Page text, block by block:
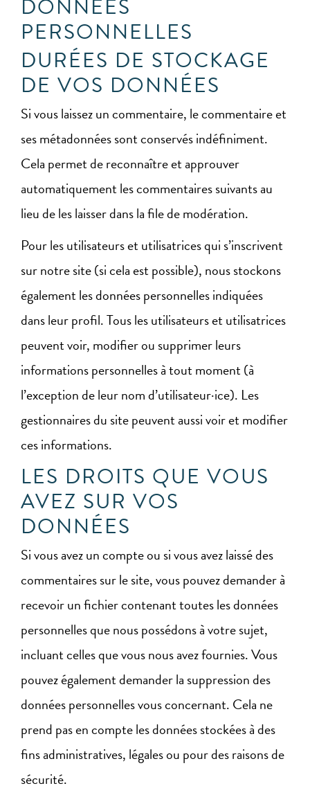
DONNÉES
PERSONNELLES
DURÉES DE STOCKAGE
DE VOS DONNÉES
Si vous laissez un commentaire, le commentaire et
ses métadonnées sont conservés indéfiniment.
Cela permet de reconnaître et approuver
automatiquement les commentaires suivants au
lieu de les laisser dans la file de modération.
Pour les utilisateurs et utilisatrices qui s’inscrivent
sur notre site (si cela est possible), nous stockons
également les données personnelles indiquées
dans leur profil. Tous les utilisateurs et utilisatrices
peuvent voir, modifier ou supprimer leurs
informations personnelles à tout moment (à
l’exception de leur nom d’utilisateur·ice). Les
gestionnaires du site peuvent aussi voir et modifier
ces informations.
LES DROITS QUE VOUS
AVEZ SUR VOS
DONNÉES
Si vous avez un compte ou si vous avez laissé des
commentaires sur le site, vous pouvez demander à
recevoir un fichier contenant toutes les données
personnelles que nous possédons à votre sujet,
incluant celles que vous nous avez fournies. Vous
pouvez également demander la suppression des
données personnelles vous concernant. Cela ne
prend pas en compte les données stockées à des
fins administratives, légales ou pour des raisons de
sécurité.